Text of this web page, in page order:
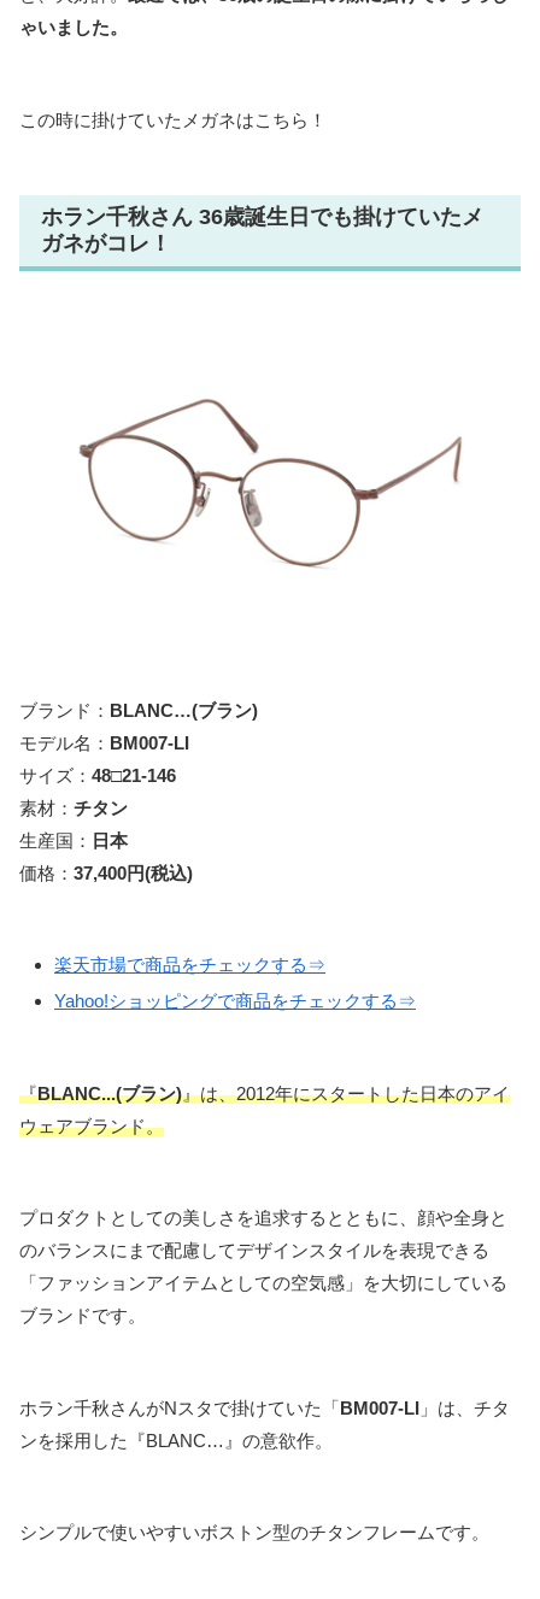
ゃいました。
この時に掛けていたメガネはこちら！
ホラン千秋さん 36歳誕生日でも掛けていたメ
ガネがコレ！
ブランド： BLANC…(ブラン)
モデル名： BM007-LI
サイズ： 48□21-146
素材： チタン
生産国： 日本
価格： 37,400円(税込)
楽天市場で商品をチェックする⇒
Yahoo!ショッピングで商品をチェックする⇒
『BLANC...(ブラン)』は、2012年にスタートした日本のアイ
ウェアブランド。
プロダクトとしての美しさを追求するとともに、顔や全身と
のバランスにまで配慮してデザインスタイルを表現できる
「ファッションアイテムとしての空気感」を大切にしている
ブランドです。
ホラン千秋さんがNスタで掛けていた「BM007-LI 」は、チタ
ンを採用した『BLANC…』の意欲作。
シンプルで使いやすいボストン型のチタンフレームです。